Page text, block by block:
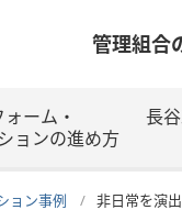
管理組合
ォーム・
ョンの進め方
長
ョン事例 非日常を演